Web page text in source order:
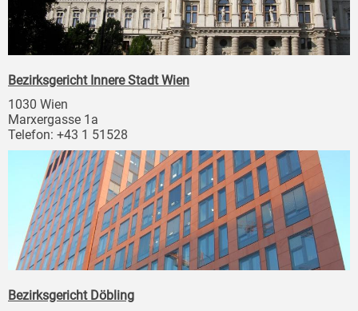
Bezirksgericht Innere Stadt Wien
1030 Wien
Marxergasse 1a
Telefon: +43 1 51528
Bezirksgericht Döbling